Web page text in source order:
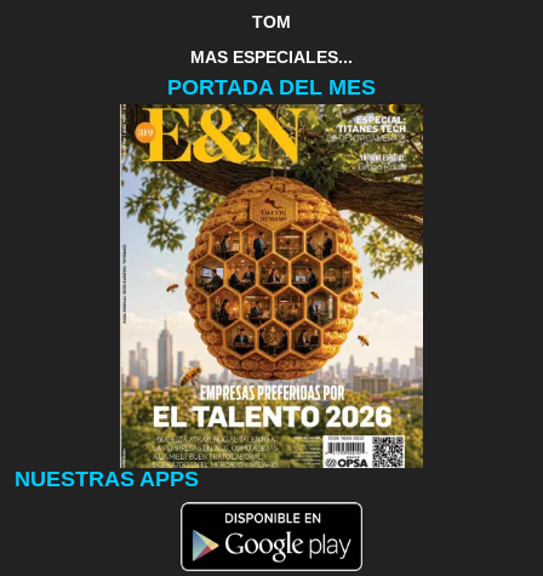
TOM
MAS ESPECIALES...
PORTADA DEL MES
NUESTRAS APPS